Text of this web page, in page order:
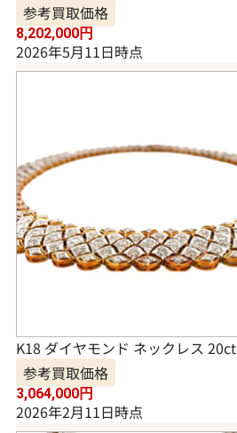
参考買取価格
8,202,000円
2026年5月11日時点
K18 ダイヤモンド ネックレス 20ct
参考買取価格
3,064,000円
2026年2月11日時点